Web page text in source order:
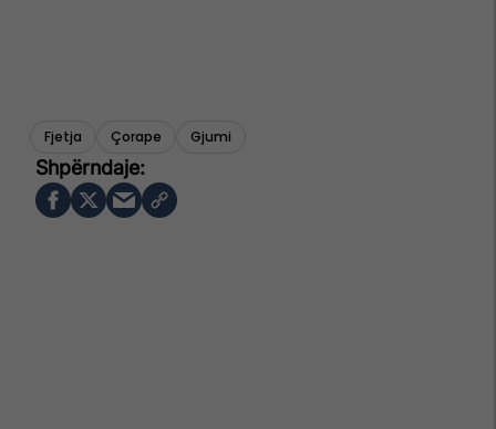
Fjetja Çorape Gjumi